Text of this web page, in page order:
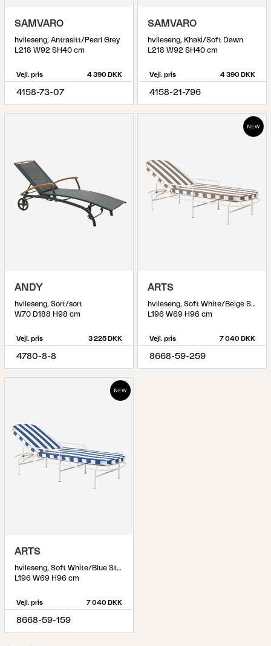
SAMVARO
hvileseng, Antrasitt/Pearl Grey
L218 W92 SH40 cm
Vejl. pris 4 390 DKK
4158-73-07
SAMVARO
hvileseng, Khaki/Soft Dawn
L218 W92 SH40 cm
Vejl. pris 4 390 DKK
4158-21-796
ANDY
hvileseng, Sort/sort
W70 D188 H98 cm
Vejl. pris 3 225 DKK
4780-8-8
ARTS
hvileseng, Soft White/Beige Stripes
L196 W69 H96 cm
Vejl. pris 7 040 DKK
8668-59-259
ARTS
hvileseng, Soft White/Blue Stripes
L196 W69 H96 cm
Vejl. pris 7 040 DKK
8668-59-159